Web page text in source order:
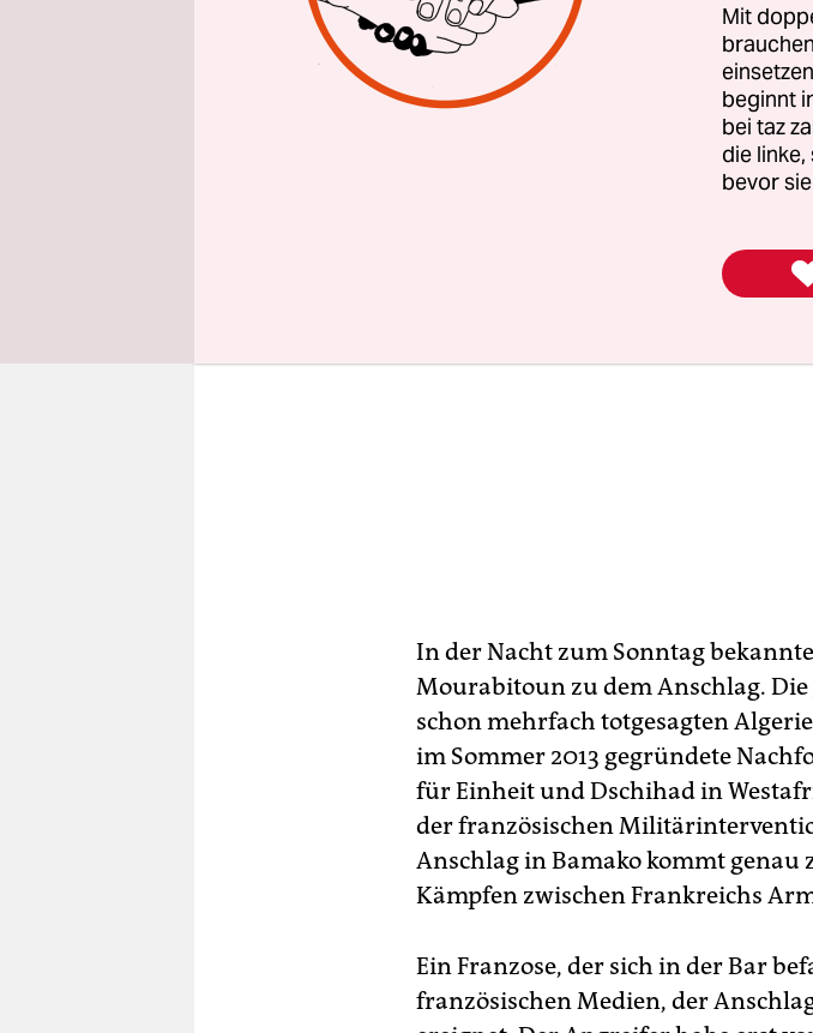
Drei der Toten sind Malier, dazu
belgischer Sicherheitsbeamter
Verletzten sind zwei Schweizer
Mitarbeiter der UN-Mission in Mali.
In der Nacht zum Sonntag
Mourabitoun zu dem Anschlag.
schon mehrfach totgesagten
im Sommer 2013 gegründete
für Einheit und Dschihad in
der französischen
Anschlag in Bamako kommt genau
Kämpfen zwischen Frankreichs
Ein Franzose, der sich in der Bar
französischen Medien, der
Mit
beginnt
bei taz
die
bevor